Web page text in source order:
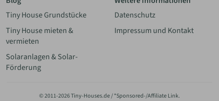
Tiny House Grundstücke
Tiny House mieten &
vermieten
Solaranlagen & Solar-
Förderung
Datenschutz
Impressum und Kontakt
© 2011-2026 Tiny-Houses.de / *Sponsored-/Affiliate Link.